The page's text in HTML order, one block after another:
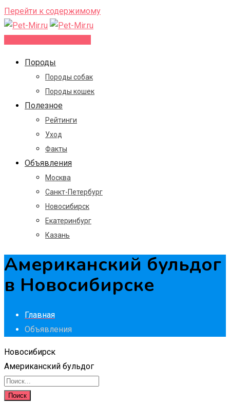
Перейти к содержимому
Породы
Породы собак
Породы кошек
Полезное
Рейтинги
Уход
Факты
Объявления
Москва
Санкт-Петербург
Новосибирск
Екатеринбург
Казань
Американский бульдог
в Новосибирске
Главная
Объявления
Новосибирск
Американский бульдог
Поиск